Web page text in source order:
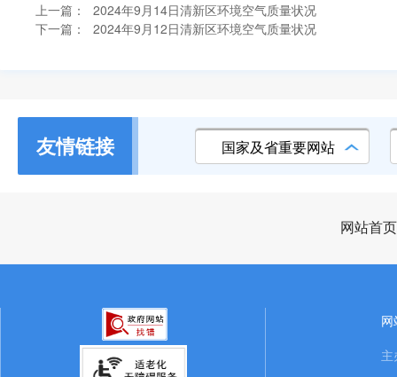
上一篇：
2024年9月14日清新区环境空气质量状况
下一篇：
2024年9月12日清新区环境空气质量状况
友情链接 国家及省重要网站
网站首页